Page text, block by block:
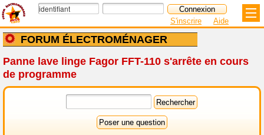
FORUM ÉLECTROMÉNAGER
S'inscrire Aide
Panne lave linge Fagor FFT-110 s'arrête en cours
de programme